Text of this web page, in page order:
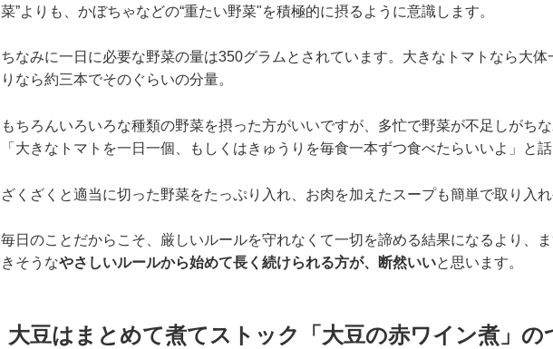
菜”よりも、かぼちゃなどの“重たい野菜"を積極的に摂るように意識します。
ちなみに一日に必要な野菜の量は350グラムとされています。大きなトマトなら大体
りなら約三本でそのぐらいの分量。
もちろんいろいろな種類の野菜を摂った方がいいですが、多忙で野菜が不足しがちな
「大きなトマトを一日一個、もしくはきゅうりを毎食一本ずつ食べたらいいよ」と話
ざくざくと適当に切った野菜をたっぷり入れ、お肉を加えたスープも簡単で取り入れ
毎日のことだからこそ、厳しいルールを守れなくて一切を諦める結果になるより、
きそうなやさしいルールから始めて長く続けられる方が、断然いいと思います。
大豆はまとめて煮てストック「大豆の赤ワイン煮」の